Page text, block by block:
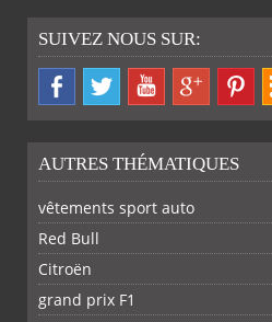
SUIVEZ NOUS SUR:
AUTRES THÉMATIQUES
vêtements sport auto
Red Bull
Citroën
grand prix F1